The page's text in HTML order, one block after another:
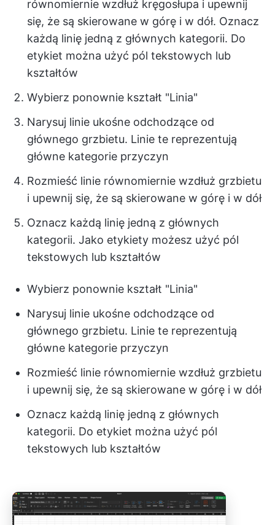
równomiernie wzdłuż kręgosłupa i upewnij
się, że są skierowane w górę i w dół. Oznacz
każdą linię jedną z głównych kategorii. Do
etykiet można użyć pól tekstowych lub
kształtów
Wybierz ponownie kształt "Linia"
Narysuj linie ukośne odchodzące od
głównego grzbietu. Linie te reprezentują
główne kategorie przyczyn
Rozmieść linie równomiernie wzdłuż grzbietu
i upewnij się, że są skierowane w górę i w dół
Oznacz każdą linię jedną z głównych
kategorii. Jako etykiety możesz użyć pól
tekstowych lub kształtów
Wybierz ponownie kształt "Linia"
Narysuj linie ukośne odchodzące od
głównego grzbietu. Linie te reprezentują
główne kategorie przyczyn
Rozmieść linie równomiernie wzdłuż grzbietu
i upewnij się, że są skierowane w górę i w dół
Oznacz każdą linię jedną z głównych
kategorii. Do etykiet można użyć pól
tekstowych lub kształtów